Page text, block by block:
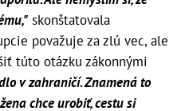
skonštatovala
považuje za zlú vec, ale
túto otázku zákonnými
v zahraničí. Znamená to
chce urobiť, cestu si